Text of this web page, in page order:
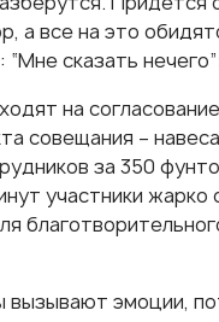
а все на это
сказать
на согласование
совещания –
за 350
участники жарко
вызывают эмоции,